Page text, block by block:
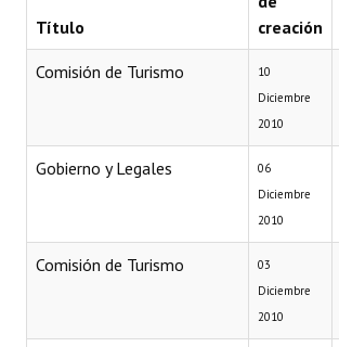
Comisiones Especiales
Concejales Mandato Cumplido
LEGISLACIÓN
Constitución Provincial
Título
creación
Comisión de Turismo
10
Diciembre
2010
Gobierno y Legales
06
Diciembre
2010
Comisión de Turismo
03
Diciembre
2010